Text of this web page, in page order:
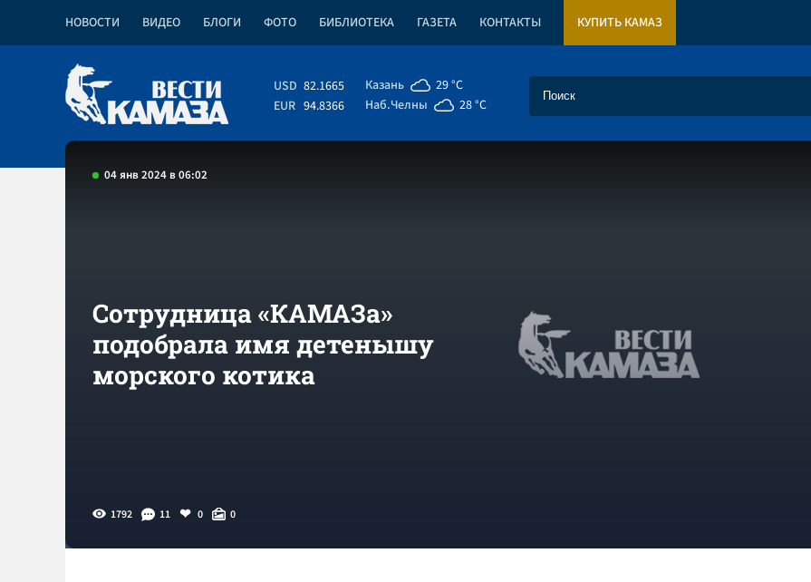
НОВОСТИ ВИДЕО БЛОГИ ФОТО БИБЛИОТЕКА ГАЗЕТА КОНТАКТЫ КУПИТЬ КАМАЗ
USD 82.1665
EUR 94.8366
Казань
29 °C
Наб.Челны
28 °C
04 янв 2024 в 06:02
Сотрудница «КАМАЗа»
подобрала имя детенышу
морского котика
1792 11 0 0